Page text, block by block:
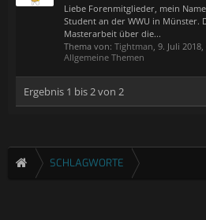
Liebe Forenmitglieder, mein
Student an der WWU in Münster.
Masterarbeit über die...
Thema von: Tightman, 9. Juli 2018
Allgemeine Themen
Ergebnis 1 bis 2 von 2
SCHLAGWORTE